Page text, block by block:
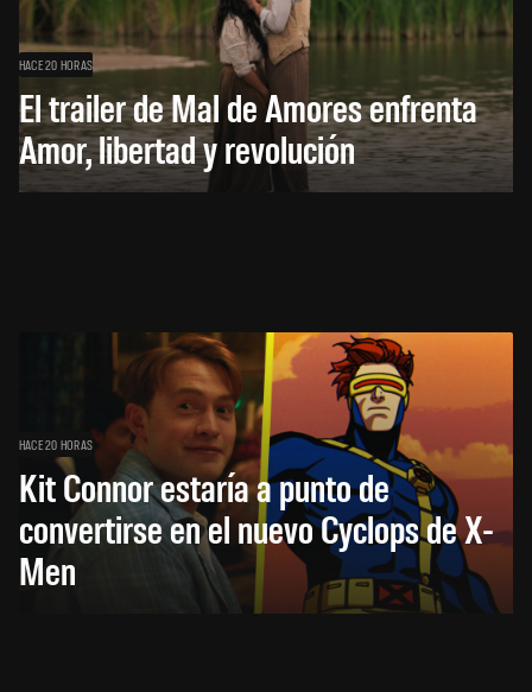
HACE 20 HORAS
El trailer de Mal de Amores enfrenta
Amor, libertad y revolución
HACE 20 HORAS
Kit Connor estaría a punto de
convertirse en el nuevo Cyclops de X-
Men